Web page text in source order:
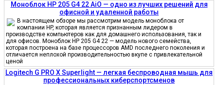
Моноблок HP 205 G4 22 AiO — одно из лучших решений для
офисной и удаленной работы
В настоящем обзоре мы рассмотрим модель моноблока от
компании HP, которая является признанным лидером в
производстве компьютеров как для домашнего использования, так и
для офисов. Моноблок HP 205 G4 22 — модель нового семейства,
которая построена на базе процессоров AMD последнего поколения и
отличается неплохой производительностью вкупе с привлекательной
ценой
Logitech G PRO X Superlight — легкая беспроводная мышь для
профессиональных киберспортсменов